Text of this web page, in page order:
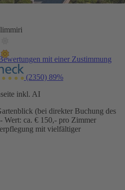
mit einer Zustimmung
(2350) 89%
inkl. AI
(bei direkter Buchung des
ca. € 150,- pro Zimmer
mit vielfältiger